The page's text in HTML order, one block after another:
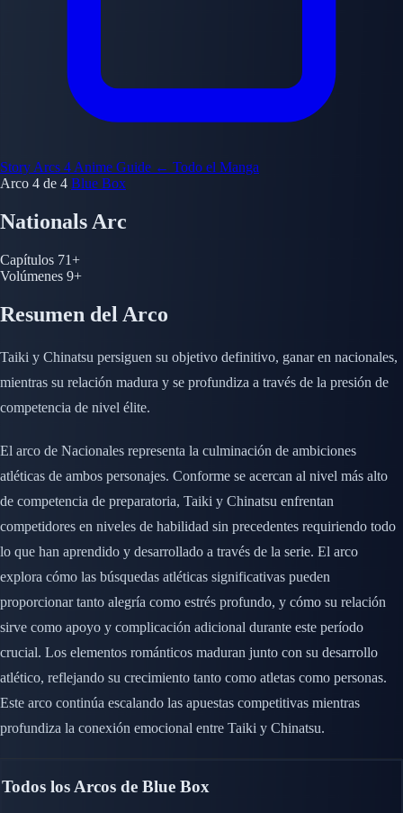
Story Arcs 4 Anime Guide ← Todo el Manga
Arco 4 de 4 Blue Box
Nationals Arc
Capítulos 71+
Volúmenes 9+
Resumen del Arco
Taiki y Chinatsu persiguen su objetivo definitivo, ganar en nacionales,
mientras su relación madura y se profundiza a través de la presión de
competencia de nivel élite.
El arco de Nacionales representa la culminación de ambiciones
atléticas de ambos personajes. Conforme se acercan al nivel más alto
de competencia de preparatoria, Taiki y Chinatsu enfrentan
competidores en niveles de habilidad sin precedentes requiriendo todo
lo que han aprendido y desarrollado a través de la serie. El arco
explora cómo las búsquedas atléticas significativas pueden
proporcionar tanto alegría como estrés profundo, y cómo su relación
sirve como apoyo y complicación adicional durante este período
crucial. Los elementos románticos maduran junto con su desarrollo
atlético, reflejando su crecimiento tanto como atletas como personas.
Este arco continúa escalando las apuestas competitivas mientras
profundiza la conexión emocional entre Taiki y Chinatsu.
Todos los Arcos de Blue Box